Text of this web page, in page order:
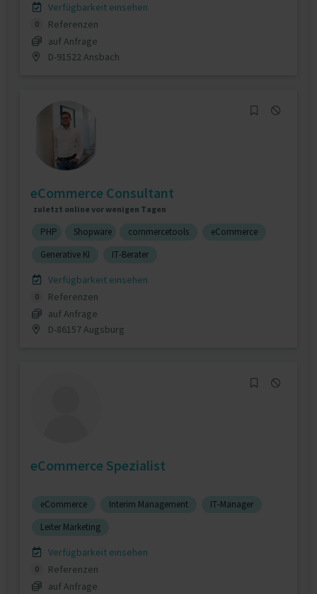
Verfügbarkeit einsehen
0
Referenzen
auf Anfrage
D-91522 Ansbach
eCommerce Consultant
zuletzt online vor wenigen Tagen
PHP Shopware commercetools
eCommerce
Generative KI
IT-Berater
Verfügbarkeit einsehen
0
Referenzen
auf Anfrage
D-86157 Augsburg
eCommerce Spezialist
eCommerce Interim Management
IT-Manager
Leiter Marketing
Verfügbarkeit einsehen
0
Referenzen
auf Anfrage